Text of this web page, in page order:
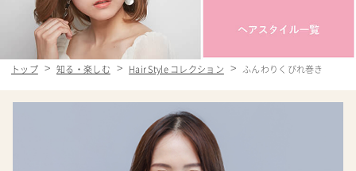
トップ 知る・楽しむ Hair Style コレクション ふんわりくびれ巻き